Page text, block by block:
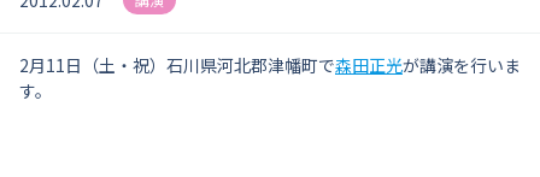
2月11日（土・祝）石川県河北郡津幡町で森田正光が講演を行いま
す。